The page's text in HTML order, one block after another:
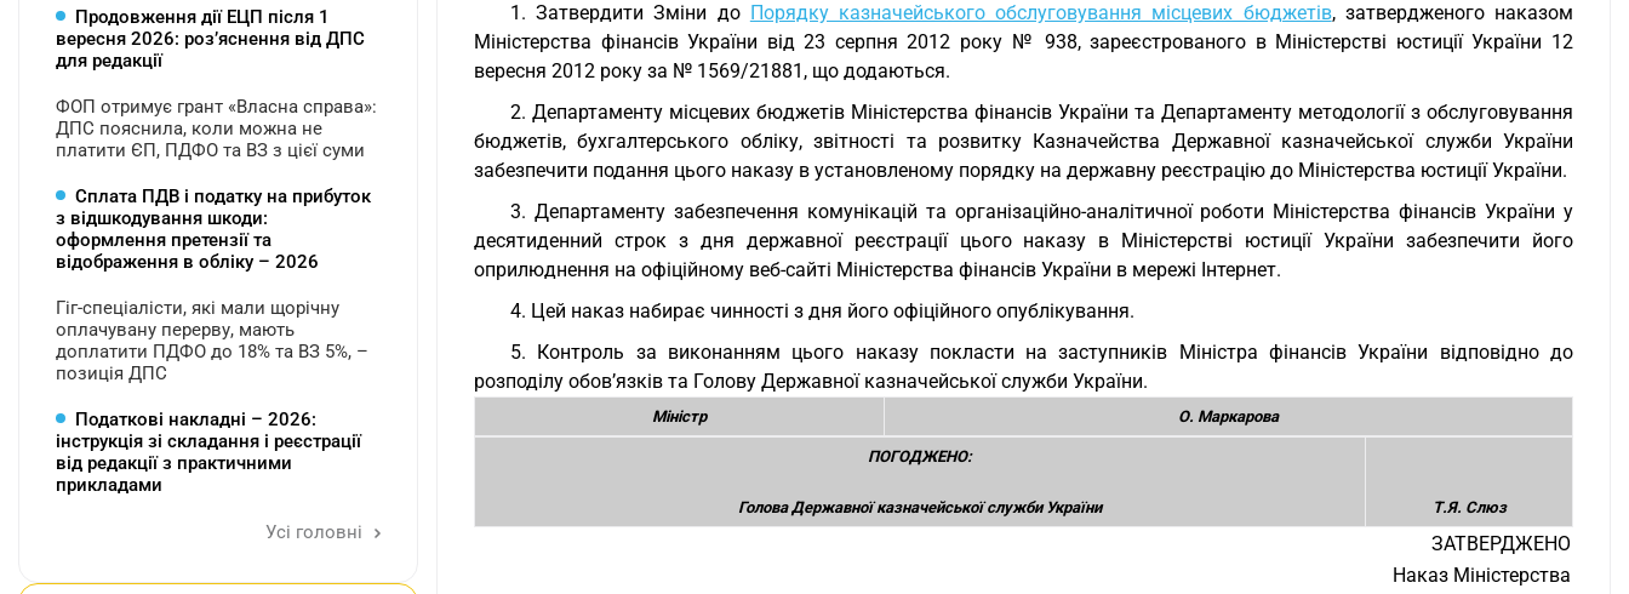
1. Затвердити Зміни до Порядку казначейського обслуговування місцевих бюджетів, затвердженого наказом
Міністерства фінансів України від 23 серпня 2012 року № 938, зареєстрованого в Міністерстві юстиції України 12
вересня 2012 року за № 1569/21881, що додаються.
2. Департаменту місцевих бюджетів Міністерства фінансів України та Департаменту методології з обслуговування
бюджетів, бухгалтерського обліку, звітності та розвитку Казначейства Державної казначейської служби України
забезпечити подання цього наказу в установленому порядку на державну реєстрацію до Міністерства юстиції України.
3. Департаменту забезпечення комунікацій та органiзацiйно-аналiтичної роботи Міністерства фінансів України у
десятиденний строк з дня державної реєстрації цього наказу в Міністерстві юстиції України забезпечити його
оприлюднення на офіційному веб-сайті Міністерства фінансів України в мережі Інтернет.
4. Цей наказ набирає чинності з дня його офіційного опублікування.
5. Контроль за виконанням цього наказу покласти на заступників Міністра фінансів України відповідно до
розподілу обов’язків та Голову Державної казначейської служби України.
Міністр О. Маркарова
ПОГОДЖЕНО:
Голова Державної казначейської служби України Т.Я. Слюз
ЗАТВЕРДЖЕНО
Наказ Міністерства
Продовження дії ЕЦП після 1
вересня 2026: розʼяснення від ДПС
для редакції
ФОП отримує грант «Власна справа»:
ДПС пояснила, коли можна не
платити ЄП, ПДФО та ВЗ з цієї суми
Сплата ПДВ і податку на прибуток
з відшкодування шкоди:
оформлення претензії та
відображення в обліку – 2026
Гіг-спеціалісти, які мали щорічну
оплачувану перерву, мають
доплатити ПДФО до 18% та ВЗ 5%, –
позиція ДПС
Податкові накладні – 2026:
інструкція зі складання і реєстрації
від редакції з практичними
прикладами
Усі головні